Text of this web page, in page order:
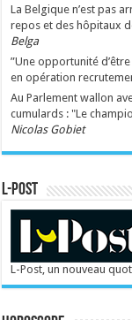
La Belgique n’est pas
repos et des hôpitaux
Belga
”Une opportunité
en opération
Au Parlement wallon
cumulards : "Le
Nicolas Gobiet
L-POST
L-Post, un nouveau